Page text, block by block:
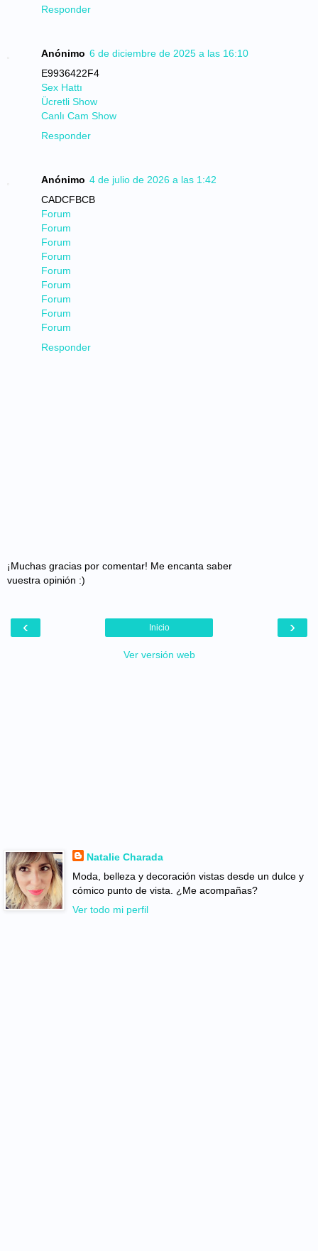
Responder
Anónimo 6 de diciembre de 2025 a las 16:10
E9936422F4
Sex Hattı
Ücretli Show
Canlı Cam Show
Responder
Anónimo 4 de julio de 2026 a las 1:42
CADCFBCB
Forum
Forum
Forum
Forum
Forum
Forum
Forum
Forum
Forum
Responder
¡Muchas gracias por comentar! Me encanta saber
vuestra opinión :)
‹ ›
Inicio
Ver versión web
Natalie Charada
Moda, belleza y decoración vistas desde un dulce y
cómico punto de vista. ¿Me acompañas?
Ver todo mi perfil